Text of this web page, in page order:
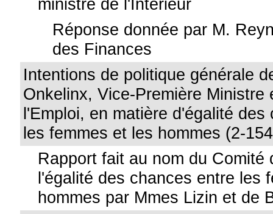
ministre de l'Intérieur
Réponse donnée par M.
des Finances
Intentions de politique générale
Onkelinx, Vice-Première Ministre
l'Emploi, en matière d'égalité des
les femmes et les hommes (2-
Rapport fait au nom du Comité
l'égalité des chances entre les
hommes par Mmes Lizin et de